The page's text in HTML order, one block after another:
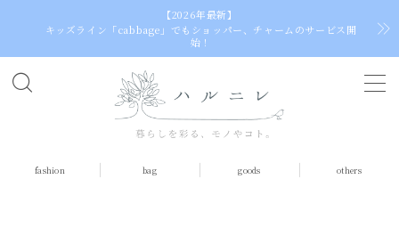
【2026年最新】
キッズライン「cabbage」でもショッパー、チャームのサービス開
始！
MENU
fashion
fashion bag goods others